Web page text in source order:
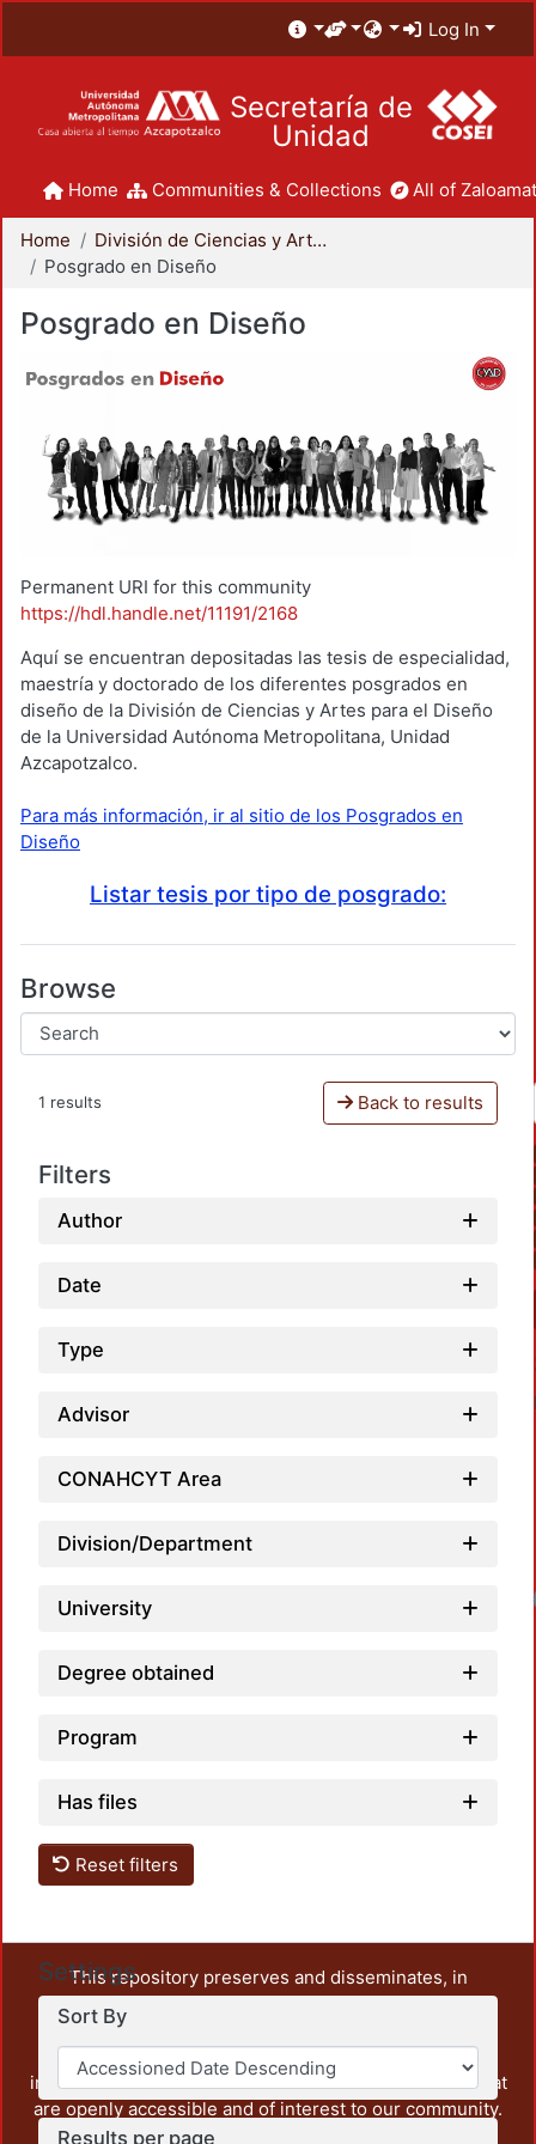
Log In
Secretaría de
Unidad
Home Communities & Collections All of
Home
División de Ciencias y Artes para el Diseño
Posgrado en Diseño
Posgrado en Diseño
Permanent URI for this community
https://hdl.handle.net/11191/2168
Aquí se encuentran depositadas las tesis de especialidad,
maestría y doctorado de los diferentes posgrados en
diseño de la División de Ciencias y Artes para el Diseño
de la Universidad Autónoma Metropolitana, Unidad
Azcapotzalco.
Para más información, ir al sitio de los Posgrados en
Diseño
Listar tesis por tipo de posgrado:
Browse
1 results Back to results
Filters
Author
Date
Type
Advisor
CONAHCYT Area
Division/Department
University
Degree obtained
Program
Has files
Reset filters
Settings
Sort By
Results per page
This repository preserves and disseminates, in
unrestricted open access, the teaching and research
output of UAM Azcapotzalco. It also includes some
administrative and graphic documents from the
institution, as well as content from other institutions that
are openly accessible and of interest to our community.